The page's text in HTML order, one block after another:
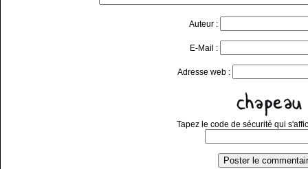
Auteur :
E-Mail :
Adresse web :
Tapez le code de sécurité qui